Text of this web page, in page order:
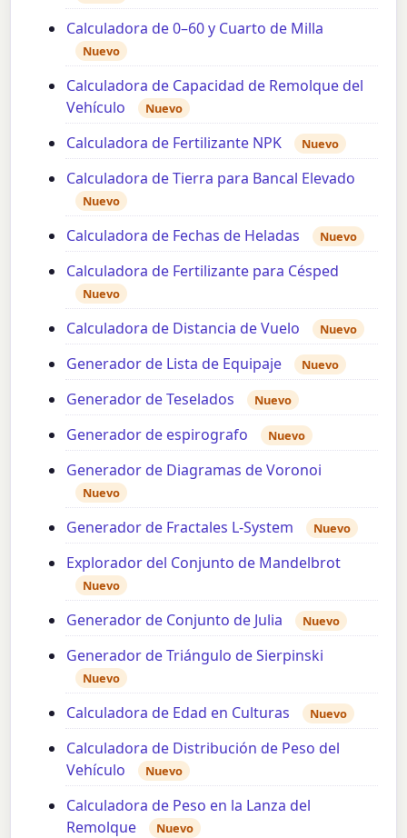
Calculadora de 0–60 y Cuarto de Milla
Nuevo
Calculadora de Capacidad de Remolque del
Vehículo
Nuevo
Calculadora de Fertilizante NPK Nuevo
Calculadora de Tierra para Bancal Elevado
Nuevo
Calculadora de Fechas de Heladas Nuevo
Calculadora de Fertilizante para Césped
Nuevo
Calculadora de Distancia de Vuelo Nuevo
Generador de Lista de Equipaje Nuevo
Generador de Teselados Nuevo
Generador de espirografo Nuevo
Generador de Diagramas de Voronoi
Nuevo
Generador de Fractales L-System Nuevo
Explorador del Conjunto de Mandelbrot
Nuevo
Generador de Conjunto de Julia Nuevo
Generador de Triángulo de Sierpinski
Nuevo
Calculadora de Edad en Culturas Nuevo
Calculadora de Distribución de Peso del
Vehículo
Nuevo
Calculadora de Peso en la Lanza del
Remolque
Nuevo